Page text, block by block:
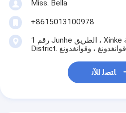
Miss. Bella
+8615013100978
رقم 1 Junhe الطريق ، Xinke الصناعية Zone.Baiyun
District. قوانغدونغ ، وقوانغدونغ
ﺎﺘﺼﻟ ﺍﻶﻧ